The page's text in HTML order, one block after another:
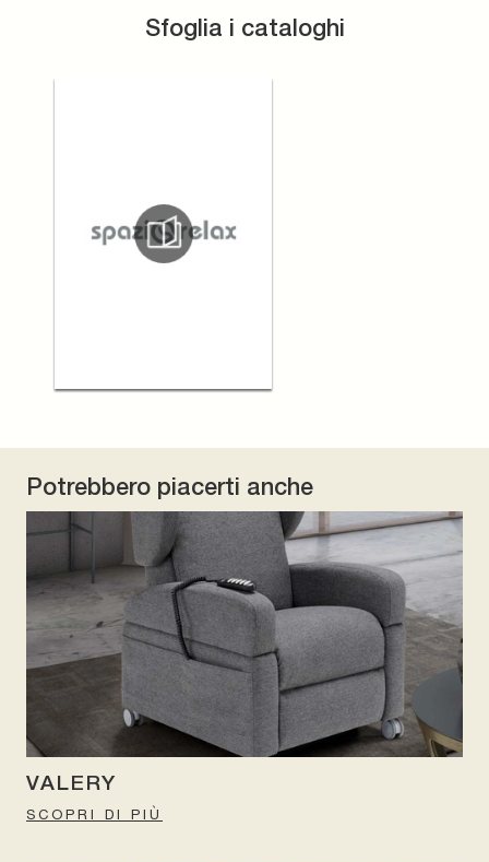
Sfoglia i cataloghi
Potrebbero piacerti anche
VALERY
SCOPRI DI PIÙ